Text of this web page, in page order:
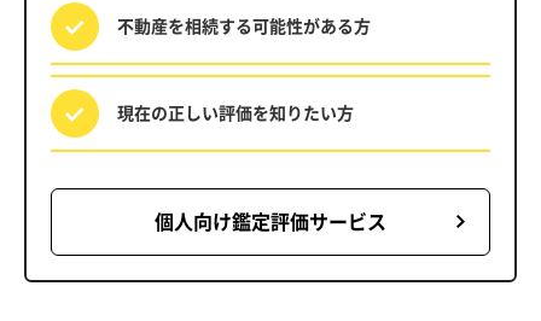
不動産を相続する可能性がある方
現在の正しい評価を知りたい方
個人向け鑑定評価サービス